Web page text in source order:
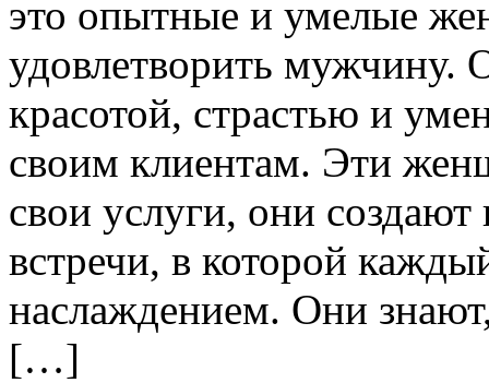
это опытные и умелые
удовлетворить мужчину.
красотой, страстью и
своим клиентам. Эти
свои услуги, они
встречи, в которой
наслаждением. Они
[…]